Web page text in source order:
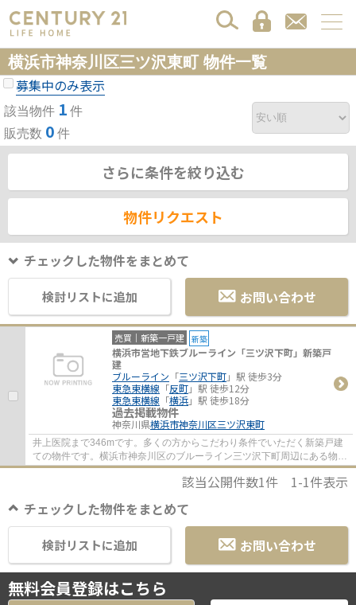
横浜市神奈川区三ツ沢東町 物件一覧
募集中のみ表示
該当物件 1 件
販売数 0 件
さらに条件を絞り込む
物件リクエスト
チェックした物件をまとめて
検討リストに追加 お問い合わせ
売買｜新築一戸建 新築
横浜市営地下鉄ブルーライン「三ツ沢下町」新築戸
建
ブルーライン 「三ツ沢下町」駅 徒歩3分
東急東横線 「反町」駅 徒歩12分
東急東横線 「横浜」駅 徒歩18分
過去掲載物件
神奈川県横浜市神奈川区三ツ沢東町
井上医院まで346mです。多くの方からこだわり条件でいただく新築戸建
ての物件です。横浜市神奈川区のブルーライン三ツ沢下町周辺にある物件
探しはお任せください。様々なニーズに沿っ...
該当公開件数1件 1-1件表示
チェックした物件をまとめて
お問い合わせ
検討リストに追加
無料会員登録はこちら